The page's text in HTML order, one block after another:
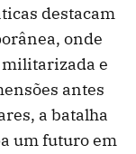
destacam
onde
e
antes
a batalha
um futuro em